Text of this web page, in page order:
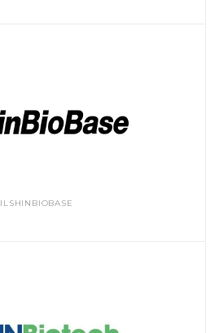
ILSHINBIOBASE